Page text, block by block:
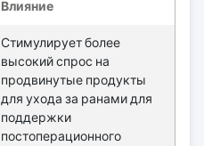
Влияние
Стимулирует более
высокий спрос на
продвинутые продукты
для ухода за ранами для
поддержки
постоперационного